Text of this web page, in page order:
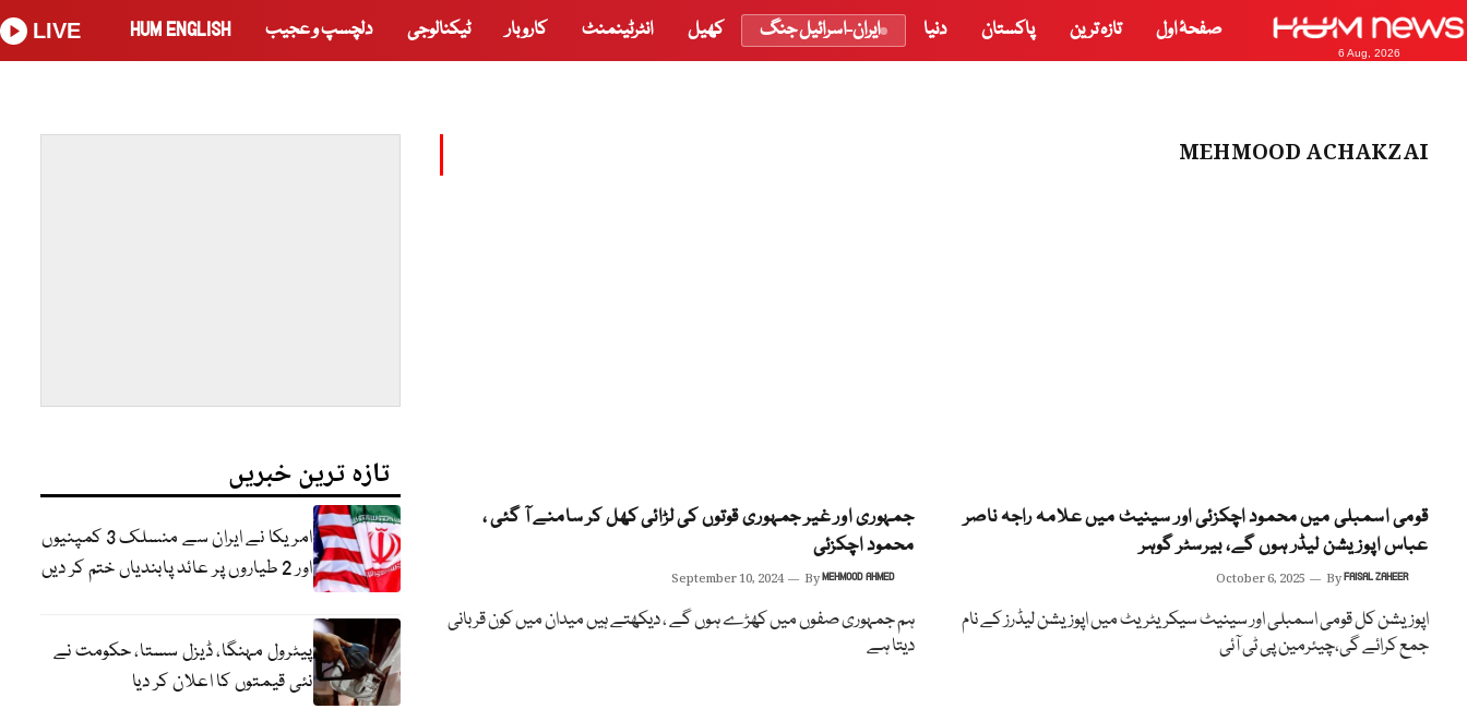
6 Aug, 2026
صفحۂ اول تازہ ترین پاکستان دنیا ایران-اسرائیل جنگ کھیل انٹرٹینمنٹ کاروبار ٹیکنالوجی دلچسپ و عجیب HUM ENGLISH
LIVE
MEHMOOD ACHAKZAI
قومی اسمبلی میں محمود اچکزئی اور سینیٹ میں علامہ راجہ ناصر
عباس اپوزیشن لیڈر ہوں گے، بیرسٹر گوہر
October 6, 2025 ByFAISAL ZAHEER
اپوزیشن کل قومی اسمبلی اور سینیٹ سیکریٹریٹ میں اپوزیشن لیڈرز کے نام
جمع کرائے گی،چیئرمین پی ٹی آئی
جمہوری اور غیر جمہوری قوتوں کی لڑائی کھل کر سامنے آ گئی ،
محمود اچکزئی
September 10, 2024 ByMEHMOOD AHMED
ہم جمہوری صفوں میں کھڑے ہوں گے ، دیکھتے ہیں میدان میں کون قربانی
دیتا ہے
تازہ ترین خبریں
امریکا نے ایران سے منسلک 3 کمپنیوں
اور 2 طیاروں پر عائد پابندیاں ختم کر دیں
پیٹرول مہنگا، ڈیزل سستا، حکومت نے
نئی قیمتوں کا اعلان کر دیا